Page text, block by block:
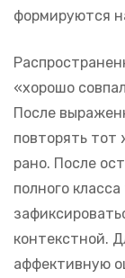
формируются
«хорошо
После
повторять
рано. После
полного
контекстной.
аффективную